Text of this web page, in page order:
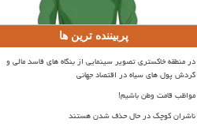
پربیننده ترین ها
در منطقه خاکستری تصویر سینمایی از بنگاه های فاسد مالی و
گردش پول های سیاه در اقتصاد جهانی
مواظب قامت وطن باشیم!
ناشران کوچک در حال حذف شدن هستند